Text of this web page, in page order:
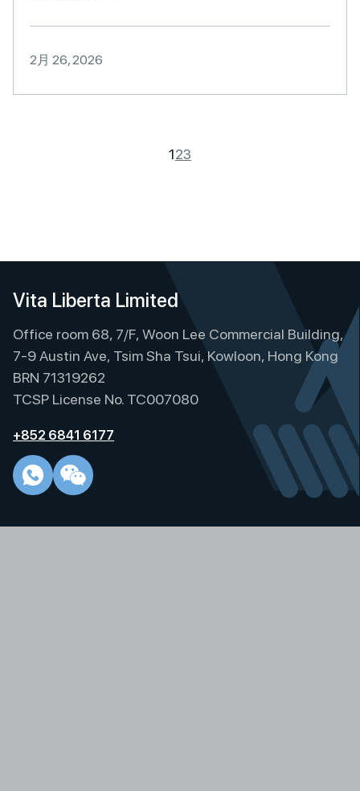
2月 26, 2026
123
Vita Liberta Limited
Office room 68, 7/F, Woon Lee Commercial Building,
7-9 Austin Ave, Tsim Sha Tsui, Kowloon, Hong Kong
BRN 71319262
TCSP License No. TC007080
+852 6841 6177